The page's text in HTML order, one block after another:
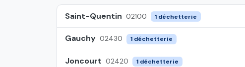
Saint-Quentin 02100 1 déchetterie
Gauchy 02430 1 déchetterie
Joncourt 02420 1 déchetterie